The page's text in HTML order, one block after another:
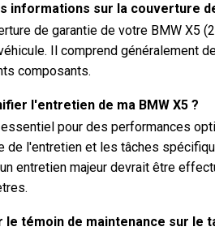
informations sur la couverture
de garantie de votre BMW X5
Il comprend généralement
composants.
l'entretien de ma BMW X5 ?
pour des performances
de l'entretien et les tâches
entretien majeur devrait être
témoin de maintenance sur le